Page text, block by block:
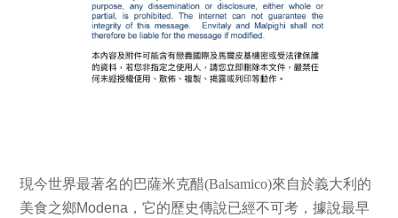
現今世界最著名的巴薩米克醋(Balsamico)來自於義大利的
美食之鄉Modena ，它的歷史傳說已經不可考，據說最早